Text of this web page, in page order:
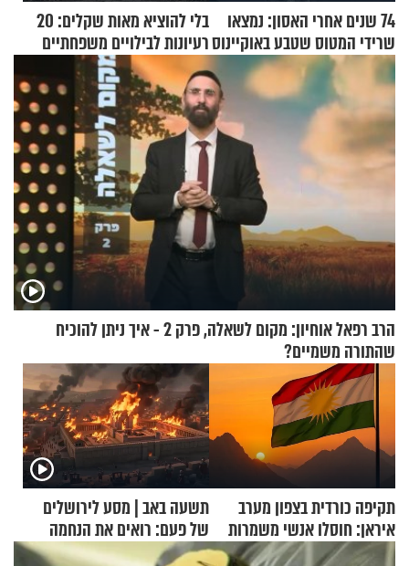
74 שנים אחרי האסון: נמצאו
שרידי המטוס שטבע באוקיינוס
עם עשרות נוסעים
בלי להוציא מאות שקלים: 20
רעיונות לבילויים משפחתיים
כמעט בחינם
הרב רפאל אוחיון: מקום לשאלה, פרק 2 - איך ניתן להוכיח
שהתורה משמיים?
תקיפה כורדית בצפון מערב
איראן: חוסלו אנשי משמרות
המהפכה
תשעה באב | מסע לירושלים
של פעם: רואים את הנחמה